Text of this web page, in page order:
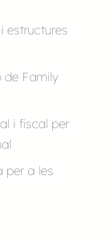
estructures
de Family
i fiscal per
per a les